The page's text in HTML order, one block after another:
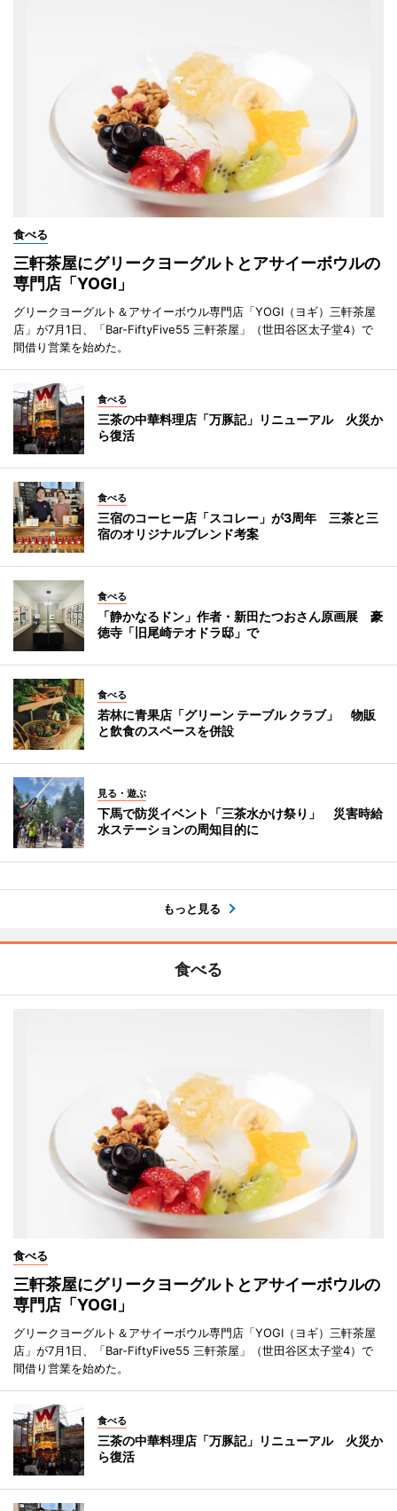
食べる
三軒茶屋にグリークヨーグルトとアサイーボウルの
専門店「YOGI」
グリークヨーグルト＆アサイーボウル専門店「YOGI（ヨギ）三軒茶屋
店」が7月1日、「Bar-FiftyFive55 三軒茶屋」（世田谷区太子堂4）で
間借り営業を始めた。
食べる
三茶の中華料理店「万豚記」リニューアル 火災か
ら復活
食べる
三宿のコーヒー店「スコレー」が3周年 三茶と三
宿のオリジナルブレンド考案
食べる
「静かなるドン」作者・新田たつおさん原画展 豪
徳寺「旧尾崎テオドラ邸」で
食べる
若林に青果店「グリーン テーブル クラブ」 物販
と飲食のスペースを併設
見る・遊ぶ
下馬で防災イベント「三茶水かけ祭り」 災害時給
水ステーションの周知目的に
もっと見る
食べる
食べる
三軒茶屋にグリークヨーグルトとアサイーボウルの
専門店「YOGI」
グリークヨーグルト＆アサイーボウル専門店「YOGI（ヨギ）三軒茶屋
店」が7月1日、「Bar-FiftyFive55 三軒茶屋」（世田谷区太子堂4）で
間借り営業を始めた。
食べる
三茶の中華料理店「万豚記」リニューアル 火災か
ら復活